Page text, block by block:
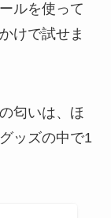
ルを使って
けで試せま
匂いは、ほ
ッズの中で1